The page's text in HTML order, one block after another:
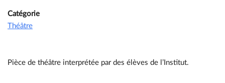
Catégorie
Théâtre
Pièce de théâtre interprétée par des élèves de l’Institut.